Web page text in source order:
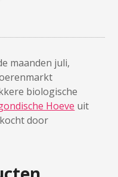
maanden juli,
biologische
Hoeve uit
door